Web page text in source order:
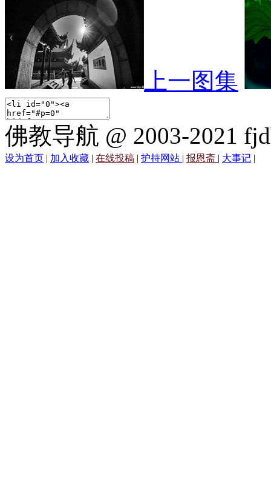
上一图集
佛教导航 @ 2003-2021
设为首页 | 加入收藏 | 在线投稿 | 护持网站 | 报恩斋 | 大事记 |